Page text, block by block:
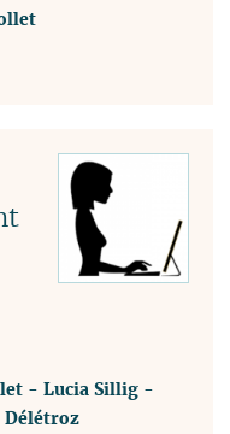
-Lucia Sillig -
Délétroz